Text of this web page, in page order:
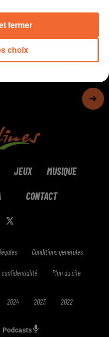
Podcasts
JEUX MUSIQUE
CONTACT
Conditions générales
confidentialité Plan du site
2024 2023 2022
choix
fermer